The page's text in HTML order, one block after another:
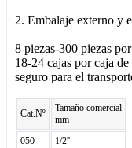
2. Embalaje externo y
8 piezas-300 piezas
18-24 cajas por caja
seguro para el
Cat.Nº
Tamaño comercial
mm
050
1/2''